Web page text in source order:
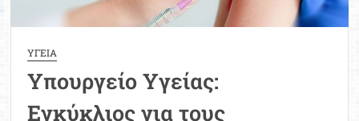
ΥΓΕΙΑ
Υπουργείο Υγείας:
Εγκύκλιος για τους